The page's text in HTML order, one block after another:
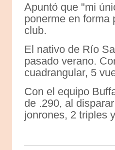
Apuntó que "mi
ponerme en forma
club.
El nativo de Río
pasado verano.
cuadrangular, 5
Con el equipo
de .290, al
jonrones, 2 triples